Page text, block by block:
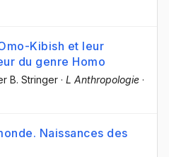
Kibish et leur
du genre Homo
B. Stringer · L Anthropologie ·
Naissances des